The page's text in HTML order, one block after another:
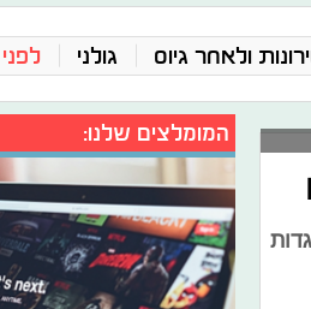
ולאחר גיוס גולני
המומלצים שלנו: